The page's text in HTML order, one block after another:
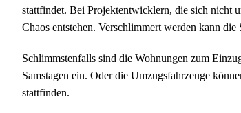
stattfindet. Bei Projektentwicklern, die sich nicht
Chaos entstehen. Verschlimmert werden kann
Schlimmstenfalls sind die Wohnungen zum
Samstagen ein. Oder die Umzugsfahrzeuge
stattfinden.